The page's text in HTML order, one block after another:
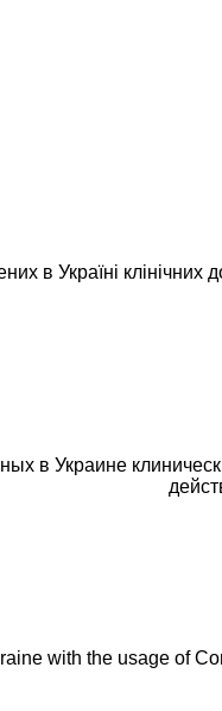
в Україні
в Украине
with the usage of